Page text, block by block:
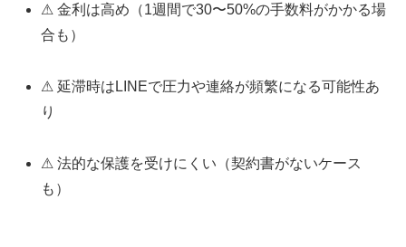
⚠ 金利は高め（1週間で30〜50%の手数料がかかる場
合も）
⚠ 延滞時はLINEで圧力や連絡が頻繁になる可能性あ
り
⚠ 法的な保護を受けにくい（契約書がないケース
も）